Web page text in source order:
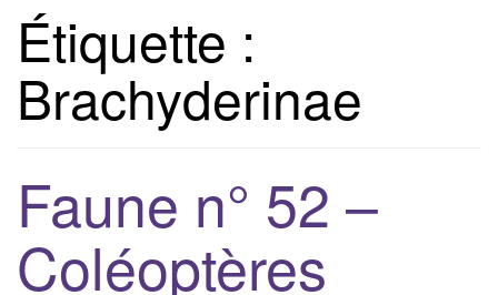
Étiquette :
Brachyderinae
Faune n° 52 –
Coléoptères